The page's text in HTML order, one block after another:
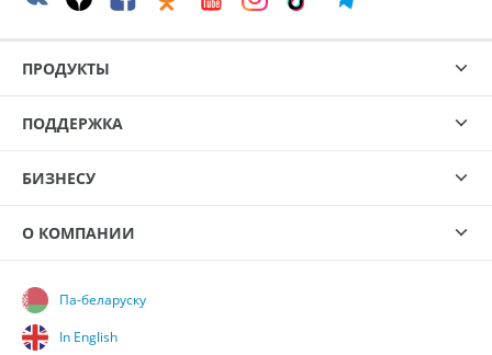
ПРОДУКТЫ
ПОДДЕРЖКА
БИЗНЕСУ
О КОМПАНИИ
Па-беларуску
In English